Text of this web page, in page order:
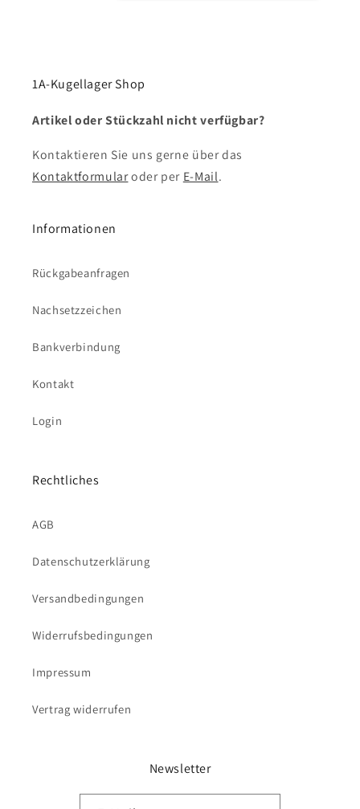
1A-Kugellager Shop
Artikel oder Stückzahl nicht verfügbar?
Kontaktieren Sie uns gerne über das
Kontaktformularoder per E-Mail.
Informationen
Rückgabeanfragen
Nachsetzzeichen
Bankverbindung
Kontakt
Login
Rechtliches
AGB
Datenschutzerklärung
Versandbedingungen
Widerrufsbedingungen
Impressum
Vertrag widerrufen
Newsletter